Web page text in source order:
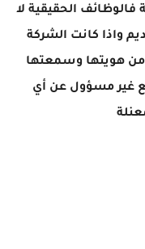
فالوظائف الحقيقية لا
واذا كانت الشركة
من هويتها وسمعتها
غير مسؤول عن أي